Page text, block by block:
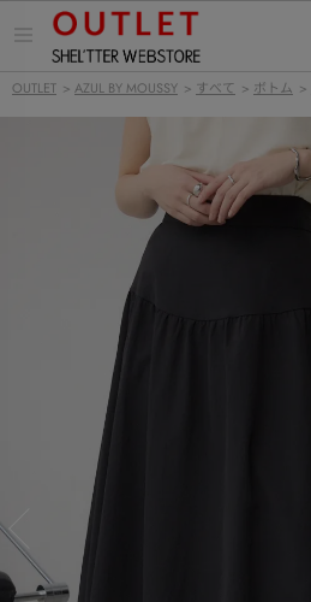
ー
OUTLET > AZUL BY MOUSSY > すべて > ボトム >